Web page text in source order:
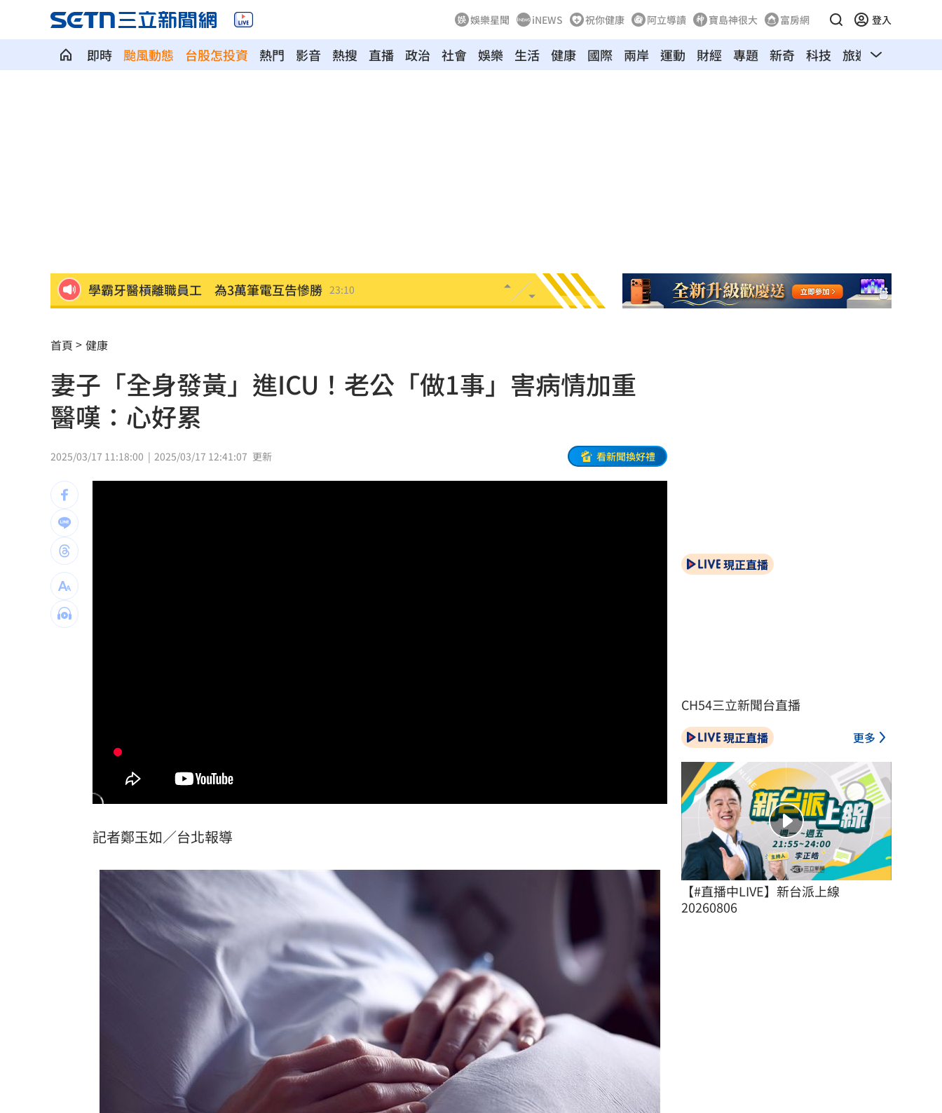
娛樂星聞 iNEWS 祝你健康 阿立導讀 寶島神很大 富房網 登入
即時 颱風動態 台股怎投資 熱門 影音 熱搜 直播 政治 社會 娛樂 生活 健康 國際 兩岸 運動 財經 專題 新奇 科技 旅遊 汽車
新北待售餘屋萬8戶 永和竟只賣贏八里！ 23:47
學霸牙醫槓離職員工 為3萬筆電互告慘勝 23:10
慈濟採購BNT遭詐10億 他：不聽衛福部勸
蔡英文做2件事 黃暐瀚：台東變五五波 23:03
蔣萬安危險了！《壹蘋》台北市...
「地獄酷暑」襲南韓 礦泉水曝曬恐致癌
父親節真的快樂嗎？房貸10年暴增逾400萬 22:59
三立iNEWS新聞台線上直播
理想混蛋號召粉絲跨海追星吃美食！ 18:15
首頁 健康
妻子「全身發黃」進ICU！老公「做1事」害病情加重
醫嘆：心好累
2025/03/17 11:18:00 2025/03/17 12:41:07 更新 看新聞換好禮
記者鄭玉如／台北報導
現正直播
CH54三立新聞台直播
現正直播 更多
【#直播中LIVE】新台派上線
20260806